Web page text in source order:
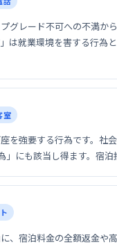
グレード不可への不満か
は就業環境を害する行為
室
を強要する行為です。社
にも該当し得ます。宿泊
、宿泊料金の全額返金や